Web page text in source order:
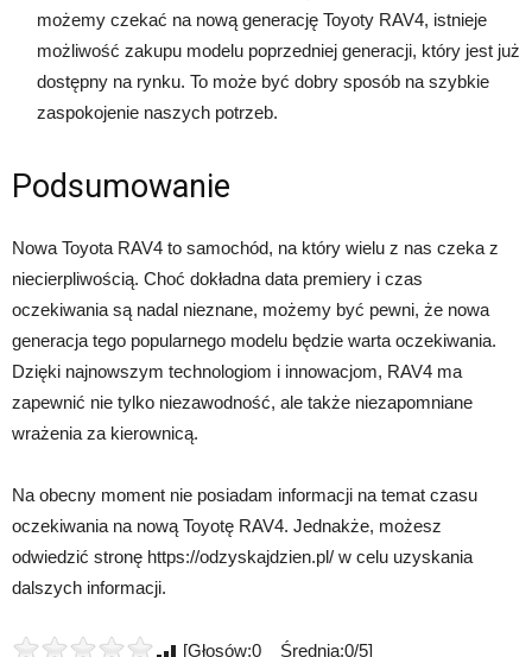
możemy czekać na nową generację Toyoty RAV4, istnieje
możliwość zakupu modelu poprzedniej generacji, który jest już
dostępny na rynku. To może być dobry sposób na szybkie
zaspokojenie naszych potrzeb.
Podsumowanie
Nowa Toyota RAV4 to samochód, na który wielu z nas czeka z
niecierpliwością. Choć dokładna data premiery i czas
oczekiwania są nadal nieznane, możemy być pewni, że nowa
generacja tego popularnego modelu będzie warta oczekiwania.
Dzięki najnowszym technologiom i innowacjom, RAV4 ma
zapewnić nie tylko niezawodność, ale także niezapomniane
wrażenia za kierownicą.
Na obecny moment nie posiadam informacji na temat czasu
oczekiwania na nową Toyotę RAV4. Jednakże, możesz
odwiedzić stronę https://odzyskajdzien.pl/ w celu uzyskania
dalszych informacji.
[Głosów:0 Średnia:0/5]